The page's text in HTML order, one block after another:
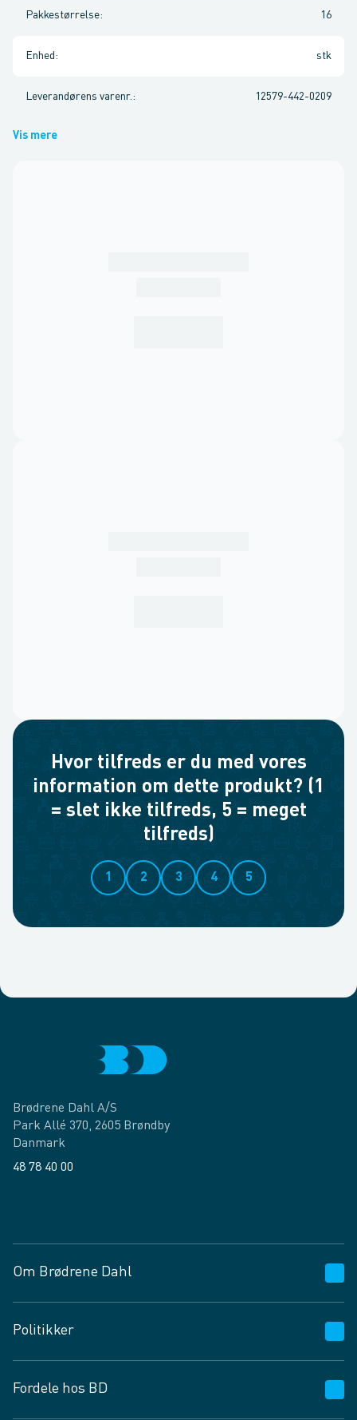
Pakkestørrelse: 16
Enhed : stk
Leverandørens varenr. : 12579-442-0209
Vis mere
Hvor tilfreds er du med vores
information om dette produkt? (1
= slet ikke tilfreds, 5 = meget
tilfreds)
1 2 3 4 5
Brødrene Dahl A/S
Park Allé 370, 2605 Brøndby
Danmark
48 78 40 00
Om Brødrene Dahl
Vagttelefon 30 10 89 89
Spørgsmål og svar
Job og karriere
Politikker
Privatlivspolitik
Fordele hos BD